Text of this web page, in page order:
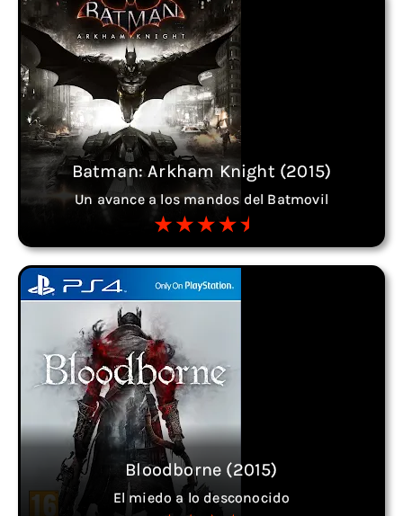
Batman: Arkham Knight (2015)
Un avance a los mandos del Batmovil
Bloodborne (2015)
El miedo a lo desconocido